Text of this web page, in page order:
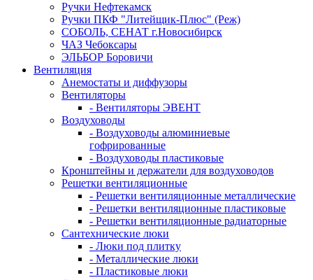
Ручки Нефтекамск
Ручки ПКФ "Литейщик-Плюс" (Реж)
СОБОЛЬ, СЕНАТ г.Новосибирск
ЧАЗ Чебоксары
ЭЛЬБОР Боровичи
Вентиляция
Анемостаты и диффузоры
Вентиляторы
- Вентиляторы ЭВЕНТ
Воздуховоды
- Воздуховоды алюминиевые
гофрированные
- Воздуховоды пластиковые
Кронштейны и держатели для воздуховодов
Решетки вентиляционные
- Решетки вентиляционные металлические
- Решетки вентиляционные пластиковые
- Решетки вентиляционные радиаторные
Сантехнические люки
- Люки под плитку
- Металлические люки
- Пластиковые люки